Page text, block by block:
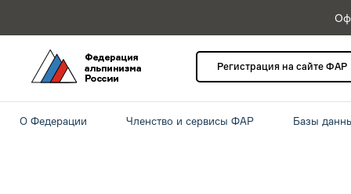
Регистрация на сайте ФАР
О Федерации Членство и сервисы ФАР Базы